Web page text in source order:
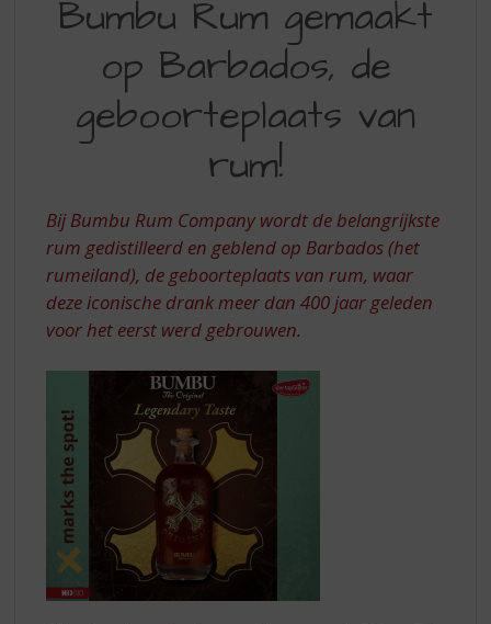
RUM
GEMAAKT
BARBADOS,
VAN
RUM
Bumbu Rum gemaakt
op Barbados, de
geboorteplaats van
rum!
Bij Bumbu Rum Company wordt de belangrijkste
rum gedistilleerd en geblend op Barbados (het
rumeiland), de geboorteplaats van rum, waar
deze iconische drank meer dan 400 jaar geleden
voor het eerst werd gebrouwen.